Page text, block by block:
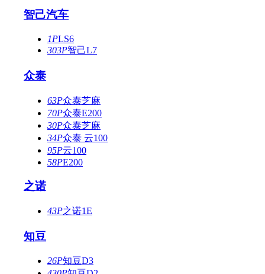
智己汽车
1PLS6
303P智己L7
众泰
63P众泰芝麻
70P众泰E200
30P众泰芝麻
34P众泰 云100
95P云100
58PE200
之诺
43P之诺1E
知豆
26P知豆D3